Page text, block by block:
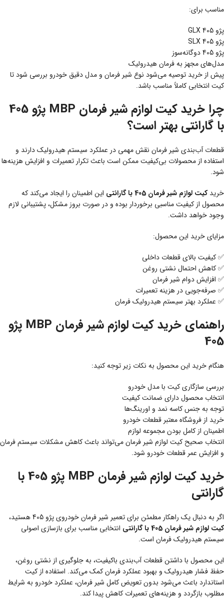
مناسب برای:
پژو 405 GLX
پژو 405 SLX
پژو 405 دوگانه‌سوز
مدل‌های مجهز به فرمان هیدرولیک
پیش از خرید توصیه می‌شود نوع شیر فرمان و مدل دقیق خودرو بررسی شود تا
کیت انتخابی کاملاً مناسب باشد.
چرا خرید کیت لوازم شیر فرمان MBP پژو 405
با گارانتی بهتر است؟
قطعات آب‌بندی شیر فرمان نقش مهمی در عملکرد سیستم هیدرولیک دارند و
استفاده از محصولات بی‌کیفیت ممکن است باعث تکرار تعمیرات و افزایش هزینه‌ها
شود.
خریدکیت لوازم شیر فرمان 405 با گارانتی
این اطمینان را ایجاد می‌کند که
محصول از کیفیت مناسبی برخوردار بوده و در صورت بروز مشکل، پشتیبانی لازم
وجود خواهد داشت.
مزایای خرید این محصول:
✅ کیفیت بالای قطعات داخلی
✅ کاهش احتمال نشتی روغن
✅ افزایش دوام شیر فرمان
✅ صرفه‌جویی در هزینه تعمیرات
✅ عملکرد بهتر سیستم هیدرولیک فرمان
راهنمای خرید کیت لوازم شیر فرمان MBP پژو
405
هنگام خرید این محصول به نکات زیر توجه کنید:
بررسی سازگاری کیت با مدل خودرو
انتخاب محصول دارای ضمانت کیفیت
توجه به جنس کاسه نمد و اورینگ‌ها
خرید از فروشگاه معتبر قطعات خودرو
اطمینان از کامل بودن مجموعه لوازم
انتخاب صحیح کیت لوازم شیر فرمان می‌تواند باعث کاهش مشکلات سیستم فرمان
و افزایش عمر قطعات خودرو شود.
خرید کیت لوازم شیر فرمان MBP پژو 405 با
گارانتی
اگر به دنبال یک راهکار مطمئن برای تعمیر شیر فرمان خودروی پژو 405 هستید،
کیت لوازم شیر فرمان 405 با گارانتی
انتخابی مناسب برای بازسازی اصولی
سیستم هیدرولیک فرمان است.
این محصول با داشتن قطعات آب‌بندی باکیفیت، به جلوگیری از نشتی روغن،
حفظ فشار هیدرولیک و بهبود عملکرد فرمان کمک می‌کند. استفاده از کیت
استاندارد باعث می‌شود بدون تعویض کامل شیر فرمان، عملکرد خودرو به شرایط
مطلوب بازگردد و هزینه‌های تعمیرات کاهش پیدا کند.